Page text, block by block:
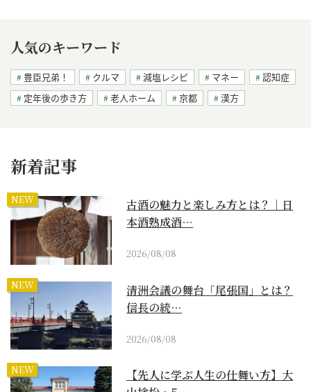
人気のキーワード
豊臣兄弟！ クルマ 減塩レシピ マネー
認知症
定年後の歩き方
老人ホーム 京都 漢方
新着記事
NEW
古酒の魅力と楽しみ方とは？｜日
本酒熟成酒…
2026/08/08
NEW
清洲会議の舞台「尾張国」とは？
信長の統…
2026/08/08
NEW
【先人に学ぶ人生の仕舞い方】大